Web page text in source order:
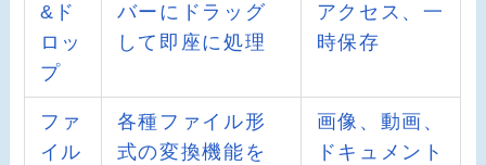
&ド
ロッ
プ
バーにドラッグ
して即座に処理
アクセス、一
時保存
ファ
イル
各種ファイル形
式の変換機能を
画像、動画、
ドキュメント